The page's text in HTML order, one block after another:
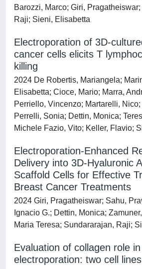
Barozzi, Marco; Giri,
Raji; Sieni, Elisabetta
Electroporation of 3D-
cancer cells elicits T
killing
2024 De Robertis, Mariangela;
Elisabetta; Cioce, Mario; Marra,
Perriello, Vincenzo; Martarelli, Nico;
Perrelli, Sonia; Dettin, Monica;
Michele Fazio, Vito; Keller, Flavio;
Electroporation-Enhanced
Delivery into 3D-Hyaluronic
Scaffold Cells for Effective
Breast Cancer Treatments
2024 Giri, Pragatheiswar; Sahu,
Ignacio G.; Dettin, Monica;
Maria Teresa; Sundararajan, Raji;
Evaluation of collagen role in
electroporation: two cell